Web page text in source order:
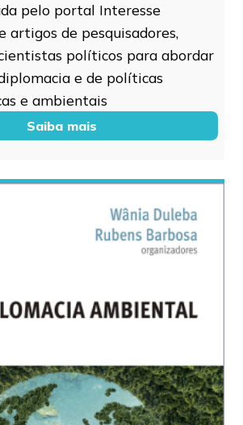
pelo portal Interesse
artigos de pesquisadores,
políticos para abordar
e de políticas
e ambientais
Saiba mais